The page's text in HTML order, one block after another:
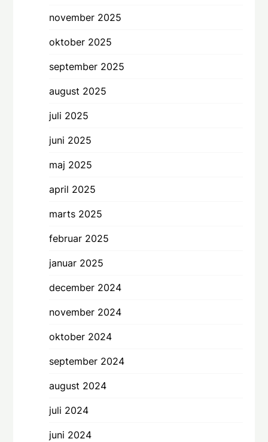
november 2025
oktober 2025
september 2025
august 2025
juli 2025
juni 2025
maj 2025
april 2025
marts 2025
februar 2025
januar 2025
december 2024
november 2024
oktober 2024
september 2024
august 2024
juli 2024
juni 2024